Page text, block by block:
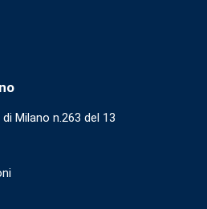
Milano n.263 del 13